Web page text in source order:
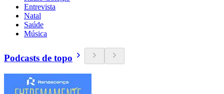
Entrevista
Natal
Saúde
Música
Podcasts de topo